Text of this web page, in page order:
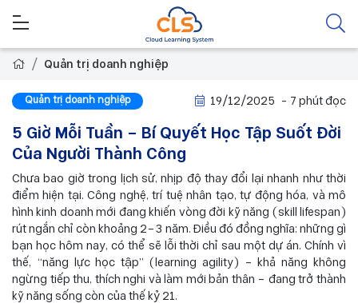
Quản trị doanh nghiệp
Quản trị doanh nghiệp 19/12/2025 - 7 phút đọc
5 Giờ Mỗi Tuần – Bí Quyết Học Tập Suốt Đời
Của Người Thành Công
Chưa bao giờ trong lịch sử, nhịp độ thay đổi lại nhanh như thời
điểm hiện tại. Công nghệ, trí tuệ nhân tạo, tự động hóa, và mô
hình kinh doanh mới đang khiến vòng đời kỹ năng (skill lifespan)
rút ngắn chỉ còn khoảng 2–3 năm. Điều đó đồng nghĩa: những gì
bạn học hôm nay, có thể sẽ lỗi thời chỉ sau một dự án. Chính vì
thế, “năng lực học tập” (learning agility) – khả năng không
ngừng tiếp thu, thích nghi và làm mới bản thân – đang trở thành
kỹ năng sống còn của thế kỷ 21.